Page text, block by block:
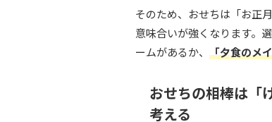
そのため、おせちは「お正
意味合いが強くなります。
ームがあるか、 「夕食のメ
おせちの相棒は「
考える